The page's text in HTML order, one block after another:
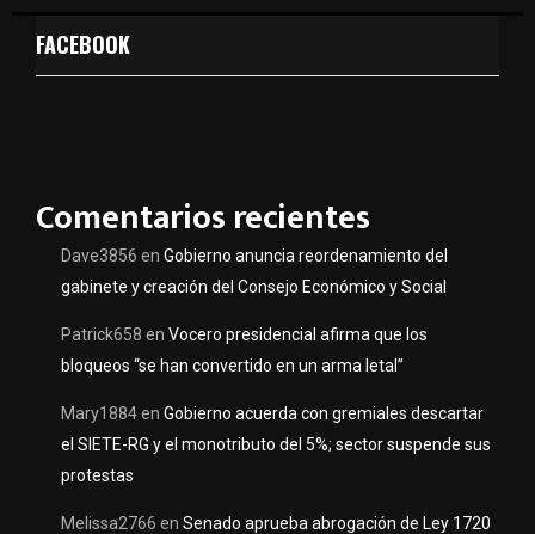
FACEBOOK
Comentarios recientes
Dave3856 en Gobierno anuncia reordenamiento del
gabinete y creación del Consejo Económico y Social
Patrick658 en Vocero presidencial afirma que los
bloqueos “se han convertido en un arma letal”
Mary1884en Gobierno acuerda con gremiales descartar
el SIETE-RG y el monotributo del 5%; sector suspende sus
protestas
Melissa2766 en Senado aprueba abrogación de Ley 1720